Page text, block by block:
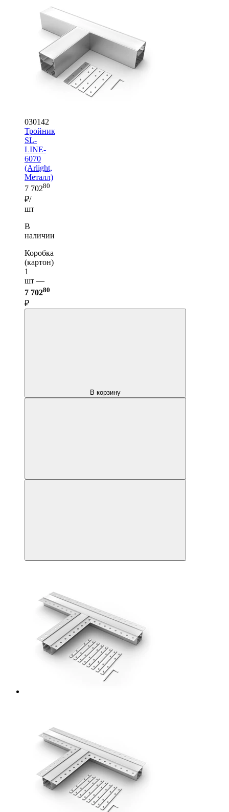
030142
Тройник
SL-
LINE-
6070
(Arlight,
Металл)
7 70280
₽/
шт
В
наличии
Коробка
(картон)
1
шт —
7 70280
₽
В корзину